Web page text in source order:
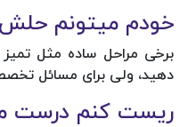
خودم میتونم
برخی مراحل ساده مثل تمیز
دهید، ولی برای مسائل
ریست کنم درست